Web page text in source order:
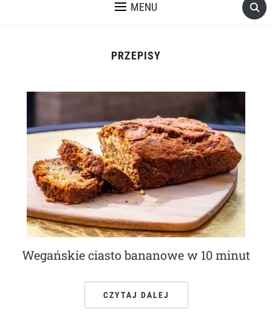
MENU
PRZEPISY
Wegańskie ciasto bananowe w 10 minut
CZYTAJ DALEJ